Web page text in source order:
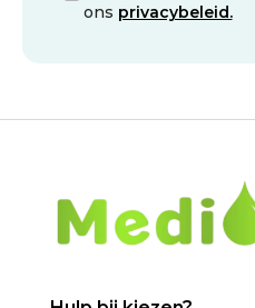
ons privacybeleid.